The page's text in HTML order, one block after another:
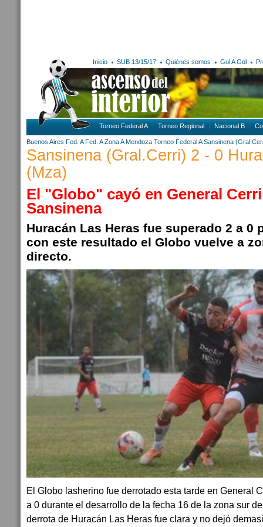
Inicio SUB 13/15/17 Quiénes somos Gol A Gol
Torneo Federal A Torneo Regional Nacional B
Buenos Aires Fed. A Fed. A Zona A Mendoza Torneo Federal A Sansinena
Sansinena (Gral.Cerri) 2 - 0
(Mza)
El "Globo" cayó en General
Sansinena
Huracán Las Heras fue superado 2 a 0
con este resultado el Globo vuelve a
directo.
El Globo lasherino fue derrotado esta tarde en General
a 0 durante el desarrollo de la fecha 16 de la zona sur
derrota de Huracán Las Heras fue clara y no dejó